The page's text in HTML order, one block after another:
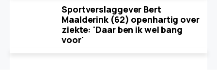
Sportverslaggever Bert
Maalderink (62) openhartig over
ziekte: 'Daar ben ik wel bang
voor'